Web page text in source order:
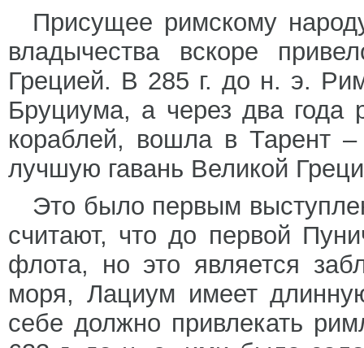
Присущее римскому
владычества вскоре
Грецией. В 285 г. до н. э.
Бруциума, а через два года
кораблей, вошла в Тарент
лучшую гавань Великой
Это было первым
считают, что до первой
флота, но это является
моря, Лациум имеет
себе должно привлекать